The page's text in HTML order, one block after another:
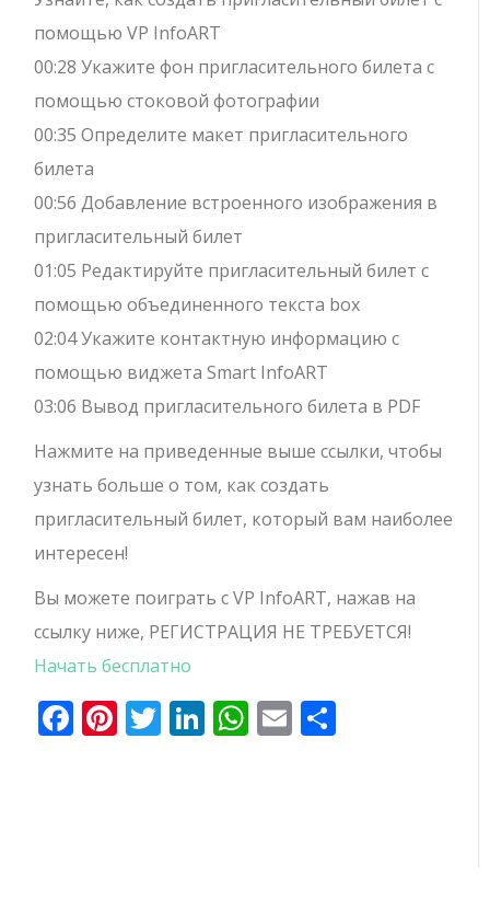
помощью VP InfoART
00:28 Укажите фон пригласительного билета с
помощью стоковой фотографии
00:35 Определите макет пригласительного
билета
00:56 Добавление встроенного изображения в
пригласительный билет
01:05 Редактируйте пригласительный билет с
помощью объединенного текста box
02:04 Укажите контактную информацию с
помощью виджета Smart InfoART
03:06 Вывод пригласительного билета в PDF
Нажмите на приведенные выше ссылки, чтобы
узнать больше о том, как создать
пригласительный билет, который вам наиболее
интересен!
Вы можете поиграть с VP InfoART, нажав на
ссылку ниже, РЕГИСТРАЦИЯ НЕ ТРЕБУЕТСЯ!
Начать бесплатно
Facebook
Pinterest
Twitter
LinkedIn
WhatsApp
Email